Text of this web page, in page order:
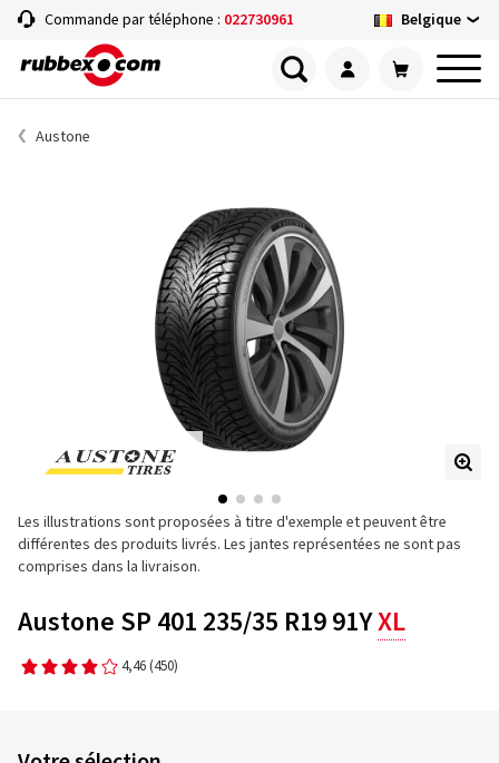
Commande par téléphone : 022730961 Belgique
Austone
Les illustrations sont proposées à titre d'exemple et peuvent être
différentes des produits livrés. Les jantes représentées ne sont pas
comprises dans la livraison.
Austone SP 401 235/35 R19 91YXL
4,46 (450)